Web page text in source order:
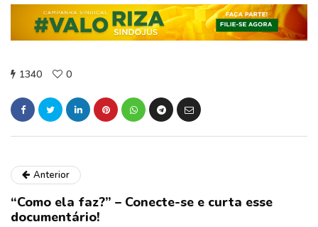
1340 0
Anterior
“Como ela faz?” – Conecte-se e curta esse
documentário!